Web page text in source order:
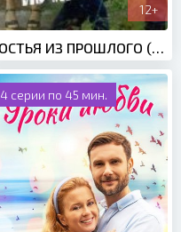
12+
ГОСТЬЯ ИЗ ПРОШЛОГО (2017)
4 серии по 45 мин.